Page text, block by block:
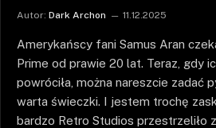
Autor: Dark Archon 11.12.2025
Amerykańscy fani Samus Aran
Prime od prawie 20 lat. Teraz, gdy
powróciła, można nareszcie zadać
warta świeczki. I jestem trochę
bardzo Retro Studios przestrzeliło